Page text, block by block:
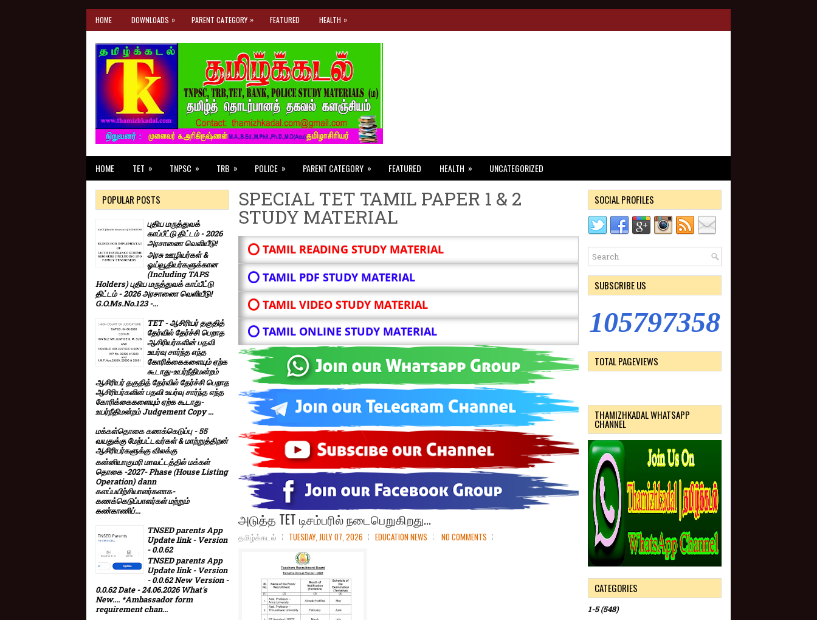
HOME DOWNLOADS » PARENT CATEGORY » FEATURED HEALTH »
HOME TET » TNPSC » TRB » POLICE » PARENT CATEGORY » FEATURED HEALTH » UNCATEGORIZED
SPECIAL TET TAMIL PAPER 1 & 2
STUDY MATERIAL
⭕ TAMIL READING STUDY MATERIAL
⭕ TAMIL PDF STUDY MATERIAL
⭕ TAMIL VIDEO STUDY MATERIAL
⭕ TAMIL ONLINE STUDY MATERIAL
அடுத்த TET டிசம்பரில் நடைபெறுகிறது...
தமிழ்க்கடல் TUESDAY, JULY 07, 2026 EDUCATION NEWS NO COMMENTS
POPULAR POSTS
புதிய மருத்துவக்
காப்பீட்டு திட்டம் - 2026
அரசாணை வெளியீடு!
அரசு ஊழியர்கள் &
ஓய்வூதியர்களுக்கான
(Including TAPS
Holders) புதிய மருத்துவக் காப்பீட்டு
திட்டம் - 2026 அரசாணை வெளியீடு!
G.O.Ms.No.123 -...
TET - ஆசிரியர் தகுதித்
தேர்வில் தேர்ச்சி பெறாத
ஆசிரியர்களின் பதவி
உயர்வு சார்ந்த எந்த
கோரிக்கைகளையும் ஏற்க
கூடாது-உயர்நீதிமன்றம்
ஆசிரியர் தகுதித் தேர்வில் தேர்ச்சி பெறாத
ஆசிரியர்களின் பதவி உயர்வு சார்ந்த எந்த
கோரிக்கைகளையும் ஏற்க கூடாது-
உயர்நீதிமன்றம் Judgement Copy ...
மக்கள்தொகை கணக்கெடுப்பு - 55
வயதுக்கு மேற்பட்டவர்கள் & மாற்றுத்திறன்
ஆசிரியர்களுக்கு விலக்கு
கன்னியாகுமரி மாவட்டத்தில் மக்கள்
தொகை -2027- Phase (House Listing
Operation) dann
களப்பயிற்சியாளர்களாக-
கணக்கெடுப்பாளர்கள் மற்றும்
கண்காணிப்...
TNSED parents App
Update link - Version
- 0.0.62
TNSED parents App
Update link - Version
- 0.0.62 New Version -
0.0.62 Date - 24.06.2026 What's
New.... *Ambassador form
requirement chan...
SOCIAL PROFILES
SUBSCRIBE US
105797358
TOTAL PAGEVIEWS
THAMIZHKADAL WHATSAPP
CHANNEL
CATEGORIES
1-5 (548)